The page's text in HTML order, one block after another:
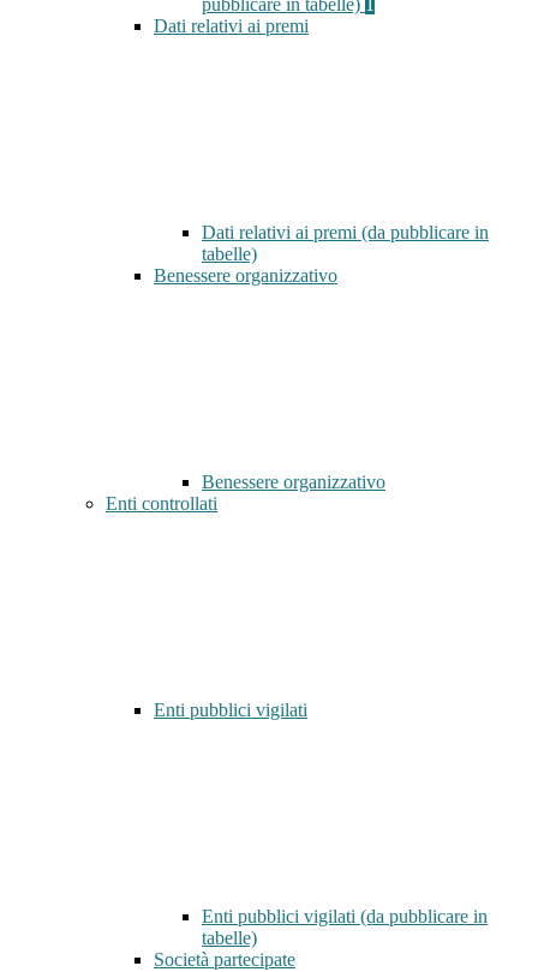
pubblicare in tabelle)
Dati relativi ai premi
Dati relativi ai premi (da pubblicare in
tabelle)
Benessere organizzativo
Benessere organizzativo
Enti controllati
Enti pubblici vigilati
Enti pubblici vigilati (da pubblicare in
tabelle)
Società partecipate